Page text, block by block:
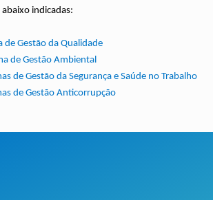
indicadas:
de Gestão da Qualidade
de Gestão Ambiental
de Gestão da Segurança e Saúde no Trabalho
de Gestão Anticorrupção